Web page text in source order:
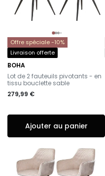
Offre spéciale -10%
Livraison offerte
BOHA
-Lot de 2 fauteuils pivotants - en
tissu bouclette sable
279,99 €
Ajouter au panier